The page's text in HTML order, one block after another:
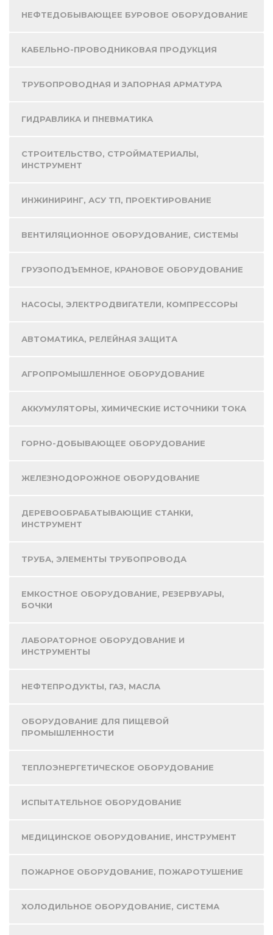
НЕФТЕДОБЫВАЮЩЕЕ БУРОВОЕ ОБОРУДОВАНИЕ
КАБЕЛЬНО-ПРОВОДНИКОВАЯ ПРОДУКЦИЯ
ТРУБОПРОВОДНАЯ И ЗАПОРНАЯ АРМАТУРА
ГИДРАВЛИКА И ПНЕВМАТИКА
СТРОИТЕЛЬСТВО, СТРОЙМАТЕРИАЛЫ,
ИНСТРУМЕНТ
ИНЖИНИРИНГ, АСУ ТП, ПРОЕКТИРОВАНИЕ
ВЕНТИЛЯЦИОННОЕ ОБОРУДОВАНИЕ, СИСТЕМЫ
ГРУЗОПОДЪЕМНОЕ, КРАНОВОЕ ОБОРУДОВАНИЕ
НАСОСЫ, ЭЛЕКТРОДВИГАТЕЛИ, КОМПРЕССОРЫ
АВТОМАТИКА, РЕЛЕЙНАЯ ЗАЩИТА
АГРОПРОМЫШЛЕННОЕ ОБОРУДОВАНИЕ
АККУМУЛЯТОРЫ, ХИМИЧЕСКИЕ ИСТОЧНИКИ ТОКА
ГОРНО-ДОБЫВАЮЩЕЕ ОБОРУДОВАНИЕ
ЖЕЛЕЗНОДОРОЖНОЕ ОБОРУДОВАНИЕ
ДЕРЕВООБРАБАТЫВАЮЩИЕ СТАНКИ,
ИНСТРУМЕНТ
ТРУБА, ЭЛЕМЕНТЫ ТРУБОПРОВОДА
ЕМКОСТНОЕ ОБОРУДОВАНИЕ, РЕЗЕРВУАРЫ,
БОЧКИ
ЛАБОРАТОРНОЕ ОБОРУДОВАНИЕ И
ИНСТРУМЕНТЫ
НЕФТЕПРОДУКТЫ, ГАЗ, МАСЛА
ОБОРУДОВАНИЕ ДЛЯ ПИЩЕВОЙ
ПРОМЫШЛЕННОСТИ
ТЕПЛОЭНЕРГЕТИЧЕСКОЕ ОБОРУДОВАНИЕ
ИСПЫТАТЕЛЬНОЕ ОБОРУДОВАНИЕ
МЕДИЦИНСКОЕ ОБОРУДОВАНИЕ, ИНСТРУМЕНТ
ПОЖАРНОЕ ОБОРУДОВАНИЕ, ПОЖАРОТУШЕНИЕ
ХОЛОДИЛЬНОЕ ОБОРУДОВАНИЕ, СИСТЕМА